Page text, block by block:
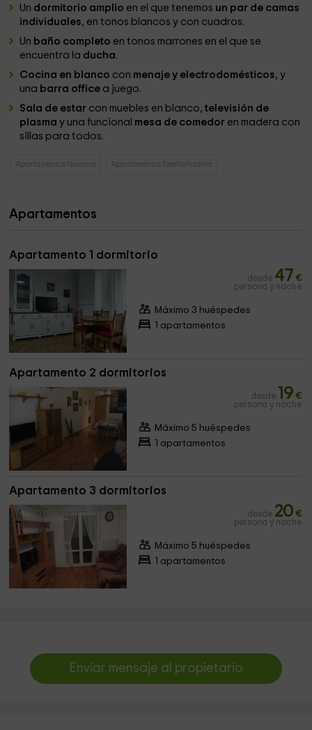
Un dormitorio amplio en el que tenemos un par de camas
individuales, en tonos blancos y con cuadros.
Un baño completo en tonos marrones en el que se
encuentra la ducha.
Cocina en blanco con menaje y electrodomésticos, y
una barra office a juego.
Sala de estar con muebles en blanco,televisión de
plasmay una funcional mesa de comedor en madera con
sillas para todos.
Apartamentos Navarra Apartamentos Estella/lizarra
Apartamentos
Apartamento 1 dormitorio
desde 47 €
persona y noche
Máximo 3 huéspedes
1 apartamentos
Apartamento 2 dormitorios
desde 19 €
persona y noche
Máximo 5 huéspedes
1 apartamentos
Apartamento 3 dormitorios
desde 20 €
persona y noche
Máximo 5 huéspedes
1 apartamentos
Enviar mensaje al propietario